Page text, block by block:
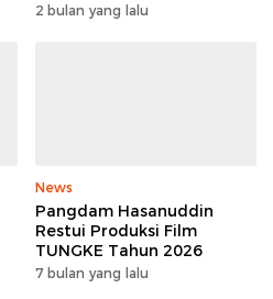
2 bulan yang lalu
News
Pangdam Hasanuddin
Restui Produksi Film
TUNGKE Tahun 2026
7 bulan yang lalu